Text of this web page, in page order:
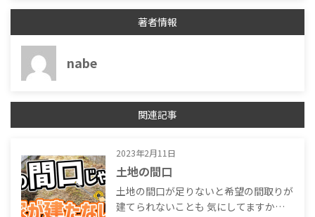
著者情報
nabe
関連記事
2023年2月11日
土地の間口
土地の間口が足りないと希望の間取りが
建てられないことも 気にしてますか…